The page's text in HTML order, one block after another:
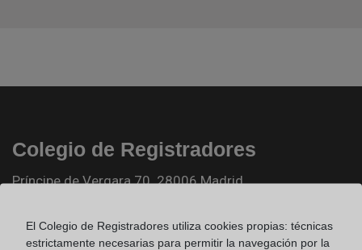
Colegio de Registradores
Príncipe de Vergara 70. 28006 Madrid
Fax:91 564 11 59
El Colegio de Registradores utiliza cookies propias: técnicas
estrictamente necesarias para permitir la navegación por la